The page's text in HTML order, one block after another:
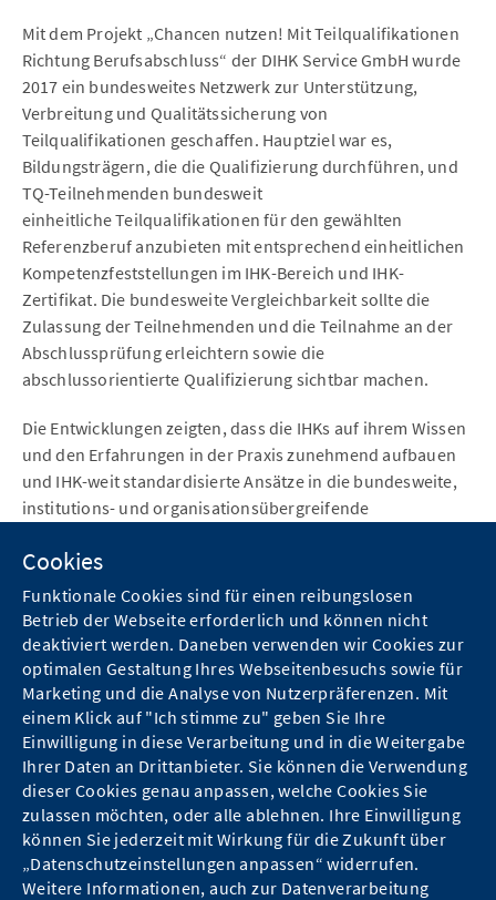
Mit dem Projekt „Chancen nutzen! Mit Teilqualifikationen
Richtung Berufsabschluss“ der DIHK Service GmbH wurde
2017 ein bundesweites Netzwerk zur Unterstützung,
Verbreitung und Qualitätssicherung von
Teilqualifikationen geschaffen. Hauptziel war es,
Bildungsträgern, die die Qualifizierung durchführen, und
TQ-Teilnehmenden bundesweit
einheitliche Teilqualifikationen für den gewählten
Referenzberuf anzubieten mit entsprechend einheitlichen
Kompetenzfeststellungen im IHK-Bereich und IHK-
Zertifikat. Die bundesweite Vergleichbarkeit sollte die
Zulassung der Teilnehmenden und die Teilnahme an der
Abschlussprüfung erleichtern sowie die
abschlussorientierte Qualifizierung sichtbar machen.
Die Entwicklungen zeigten, dass die IHKs auf ihrem Wissen
und den Erfahrungen in der Praxis zunehmend aufbauen
und IHK-weit standardisierte Ansätze in die bundesweite,
institutions- und organisationsübergreifende
dass die weitere Sensibilisierung relevanter Stakeholder
und MultiplikatorInnen eine bedeutende Rolle spielt, um
die Bekanntheit und Akzeptanz des Instruments zu
fördern.
Kontakt
Hinweise zum Datenschutz
Cookies
Funktionale Cookies sind für einen reibungslosen
Betrieb der Webseite erforderlich und können nicht
deaktiviert werden. Daneben verwenden wir Cookies zur
optimalen Gestaltung Ihres Webseitenbesuchs sowie für
Marketing und die Analyse von Nutzerpräferenzen. Mit
einem Klick auf "Ich stimme zu" geben Sie Ihre
Einwilligung in diese Verarbeitung und in die Weitergabe
Ihrer Daten an Drittanbieter. Sie können die Verwendung
dieser Cookies genau anpassen, welche Cookies Sie
zulassen möchten, oder alle ablehnen. Ihre Einwilligung
können Sie jederzeit mit Wirkung für die Zukunft über
„Datenschutzeinstellungen anpassen“ widerrufen.
Weitere Informationen, auch zur Datenverarbeitung